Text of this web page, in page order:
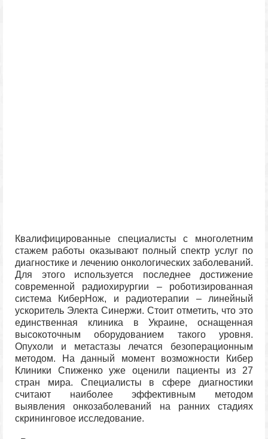
Квалифицированные специалисты с многолетним
стажем работы оказывают полный спектр услуг по
диагностике и лечению онкологических заболеваний.
Для этого используется последнее достижение
современной радиохирургии – роботизированная
система КиберНож, и радиотерапии – линейный
ускоритель Электа Синержи. Стоит отметить, что это
единственная клиника в Украине, оснащенная
высокоточным оборудованием такого уровня.
Опухоли и метастазы лечатся безоперационным
методом. На данный момент возможности Кибер
Клиники Спиженко уже оценили пациенты из 27
стран мира. Специалисты в сфере диагностики
считают наиболее эффективным методом
выявления онкозаболеваний на ранних стадиях
скрининговое исследование.